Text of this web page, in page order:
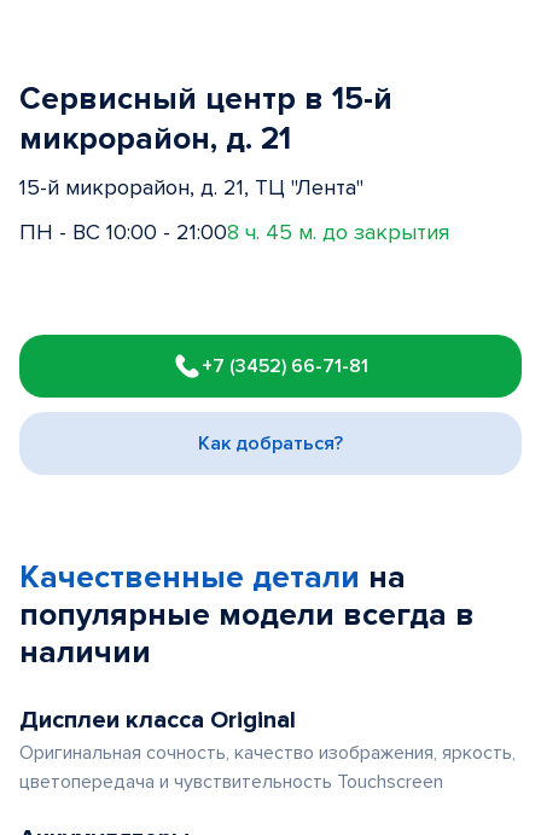
Сервисный центр в 15-й
микрорайон, д. 21
15-й микрорайон, д. 21, ТЦ "Лента"
ПН - ВС 10:00 - 21:008 ч. 45 м. до закрытия
1
of
3
+7 (3452) 66-71-81
Как добраться?
Качественные детали на
популярные модели всегда в
наличии
Дисплеи класса Original
Оригинальная сочность, качество изображения, яркость,
цветопередача и чувствительность Touchscreen